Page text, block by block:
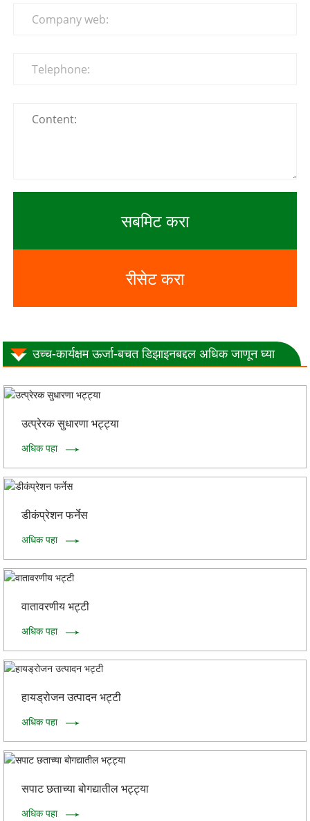
सबमिट करा
रीसेट करा
उच्च-कार्यक्षम ऊर्जा-बचत डिझाइनबद्दल अधिक जाणून घ्या
उत्प्रेरक सुधारणा भट्ट्या
अधिक पहा
डीकंप्रेशन फर्नेस
अधिक पहा
वातावरणीय भट्टी
अधिक पहा
हायड्रोजन उत्पादन भट्टी
अधिक पहा
सपाट छताच्या बोगद्यातील भट्ट्या
अधिक पहा